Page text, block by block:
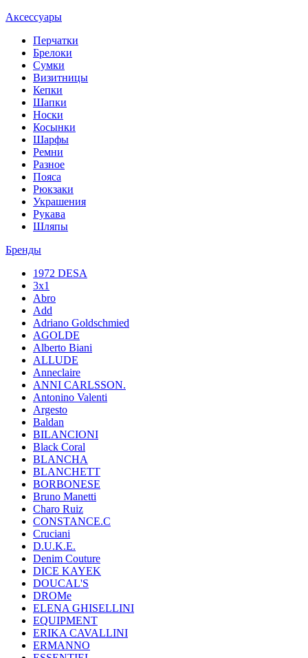
Аксессуары
Перчатки
Брелоки
Сумки
Визитницы
Кепки
Шапки
Носки
Косынки
Шарфы
Ремни
Разное
Пояса
Рюкзаки
Украшения
Рукава
Шляпы
Бренды
1972 DESA
3x1
Abro
Add
Adriano Goldschmied
AGOLDE
Alberto Biani
ALLUDE
Anneclaire
ANNI CARLSSON.
Antonino Valenti
Argesto
Baldan
BILANCIONI
Black Coral
BLANCHA
BLANCHETT
BORBONESE
Bruno Manetti
Charo Ruiz
CONSTANCE.C
Cruciani
D.U.K.E.
Denim Couture
DICE KAYEK
DOUCAL'S
DROMe
ELENA GHISELLINI
EQUIPMENT
ERIKA CAVALLINI
ERMANNO